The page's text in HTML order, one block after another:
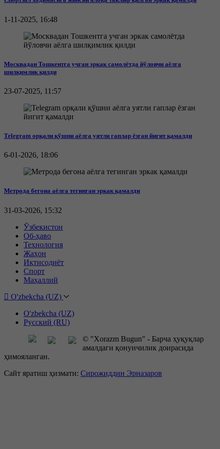
1-11-2025, 16:48
Москвадан Тошкентга учган эркак самолётда йўловчи аёлга
шилқимлик қилди
23-07-2025, 11:57
Telegram орқали қўшни аёлга уятли гаплар ёзган йигит қамалди
6-01-2026, 18:06
Метрода бегона аёлга тегинган эркак қамалди
31-03-2026, 15:32
Ўзбекистон
Об-ҳаво
Технология
Жаҳон
Иқтисодиёт
Спорт
Маҳаллий
O'zbekcha (UZ)
O'zbekcha (UZ)
Русский (RU)
© "Xorazm Bugun" - Барча ҳуқуқлар
амалдаги қонунчилик доирасида
ҳимояланган.
Сайт яратиш ҳизмати: Сирожиддин Эрназаров